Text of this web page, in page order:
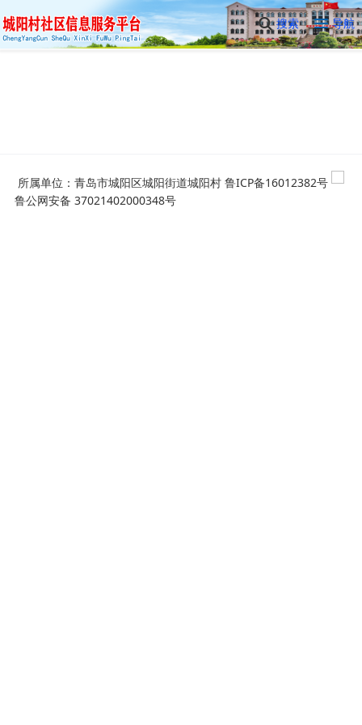
搜索 导航
所属单位：青岛市城阳区城阳街道城阳村 鲁ICP备16012382号
鲁公网安备 37021402000348号